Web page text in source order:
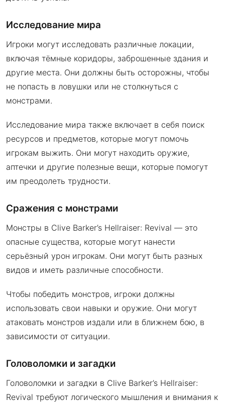
Исследование мира
Игроки могут исследовать различные локации,
включая тёмные коридоры, заброшенные здания и
другие места. Они должны быть осторожны, чтобы
не попасть в ловушки или не столкнуться с
монстрами.
Исследование мира также включает в себя поиск
ресурсов и предметов, которые могут помочь
игрокам выжить. Они могут находить оружие,
аптечки и другие полезные вещи, которые помогут
им преодолеть трудности.
Сражения с монстрами
Монстры в Clive Barker’s Hellraiser: Revival — это
опасные существа, которые могут нанести
серьёзный урон игрокам. Они могут быть разных
видов и иметь различные способности.
Чтобы победить монстров, игроки должны
использовать свои навыки и оружие. Они могут
атаковать монстров издали или в ближнем бою, в
зависимости от ситуации.
Головоломки и загадки
Головоломки и загадки в Clive Barker’s Hellraiser:
Revival требуют логического мышления и внимания к